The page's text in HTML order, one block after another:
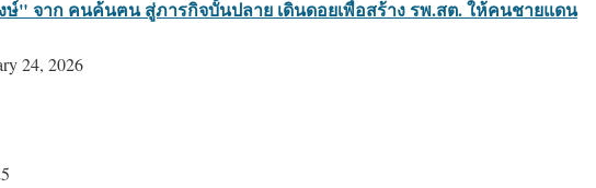
" จาก คนค้นฅน สู่ภารกิจบั้นปลาย เดินดอยเพื่อสร้าง รพ.สต. ให้คนชายแดน
24, 2026